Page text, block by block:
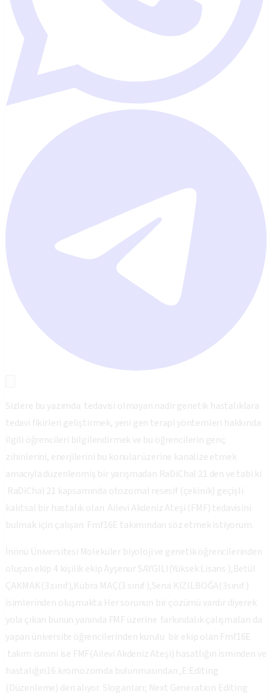
Sizlere bu yazımda tedavisi olmayan nadir genetik hastalıklara
tedavi fikirleri geliştirmek, yeni gen terapi yöntemleri hakkında
ilgili öğrencileri bilgilendirmek ve bu öğrencilerin genç
zihinlerini, enerjilerini bu konular üzerine kanalize etmek
amacıyla düzenlenmiş bir yarışmadan RaDiChal 21 den ve tabi ki
RaDiChal 21 kapsamında otozomal resesif (çekinik) geçişli
kalıtsal bir hastalık olan Ailevi Akdeniz Ateşi (FMF) tedavisini
bulmak için çalışan Fmf16E takımından söz etmek istiyorum.
İnönü Üniversitesi Moleküler biyoloji ve genetik öğrencilerinden
oluşan ekip 4 kişilik ekip Ayşenur SAYGILI(Yüksek Lisans ),Betül
ÇAKMAK(3.sınıf),Kübra MAÇ(3 sınıf ),Sena KIZILBOĞA(3sınıf )
isimlerinden oluşmakta Her sorunun bir çözümü vardır diyerek
yola çıkan bunun yanında FMF üzerine farkındalık çalışmaları da
yapan üniversite öğrencilerinden kurulu bir ekip olan Fmf16E
takım ismini ise FMF(Ailevi Akdeniz Ateşi) hasatlığın isminden ve
hastalığın16.kromozomda bulunmasından ,E:Editing
(Düzenleme) den alıyor. Sloganları; Next Generation Editing